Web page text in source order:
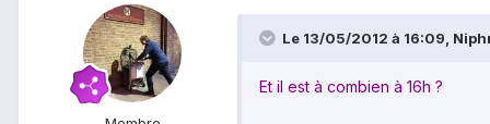
Le 13/05/2012 à 16:09,
Et il est à combien à 16h ?